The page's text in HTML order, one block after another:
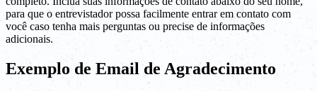
para que o entrevistador possa facilmente entrar em contato com
você caso tenha mais perguntas ou precise de informações
adicionais.
Exemplo de Email de Agradecimento